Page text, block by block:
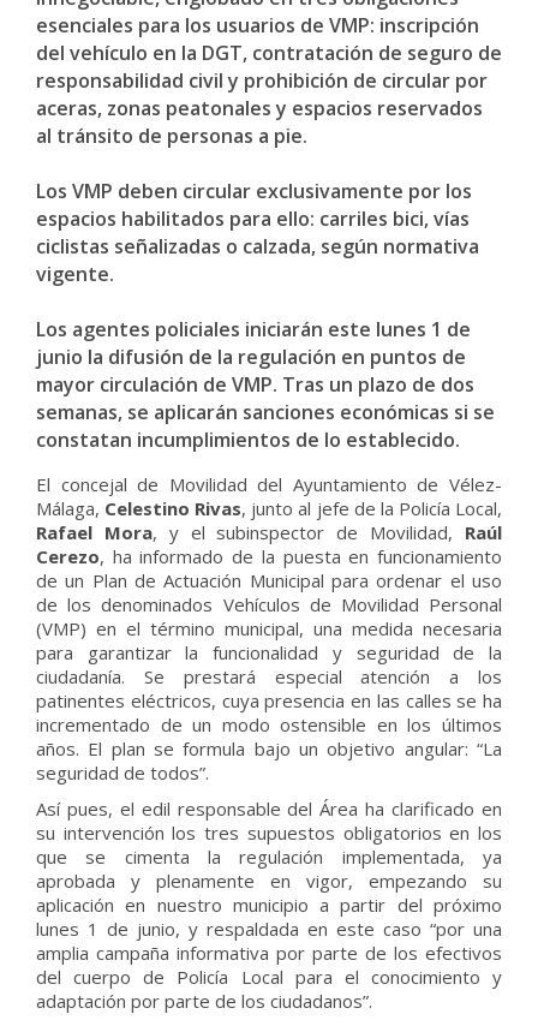
esenciales para los usuarios de VMP: inscripción
del vehículo en la DGT, contratación de seguro de
responsabilidad civil y prohibición de circular por
aceras, zonas peatonales y espacios reservados
al tránsito de personas a pie.
Los VMP deben circular exclusivamente por los
espacios habilitados para ello: carriles bici, vías
ciclistas señalizadas o calzada, según normativa
vigente.
Los agentes policiales iniciarán este lunes 1 de
junio la difusión de la regulación en puntos de
mayor circulación de VMP. Tras un plazo de dos
semanas, se aplicarán sanciones económicas si se
constatan incumplimientos de lo establecido.
El concejal de Movilidad del Ayuntamiento de Vélez-
Málaga, Celestino Rivas, junto al jefe de la Policía Local,
Rafael Mora, y el subinspector de Movilidad, Raúl
Cerezo, ha informado de la puesta en funcionamiento
de un Plan de Actuación Municipal para ordenar el uso
de los denominados Vehículos de Movilidad Personal
(VMP) en el término municipal, una medida necesaria
para garantizar la funcionalidad y seguridad de la
ciudadanía. Se prestará especial atención a los
patinentes eléctricos, cuya presencia en las calles se ha
incrementado de un modo ostensible en los últimos
años. El plan se formula bajo un objetivo angular: “La
seguridad de todos”.
Así pues, el edil responsable del Área ha clarificado en
su intervención los tres supuestos obligatorios en los
que se cimenta la regulación implementada, ya
aprobada y plenamente en vigor, empezando su
aplicación en nuestro municipio a partir del próximo
lunes 1 de junio, y respaldada en este caso “por una
amplia campaña informativa por parte de los efectivos
del cuerpo de Policía Local para el conocimiento y
adaptación por parte de los ciudadanos”.